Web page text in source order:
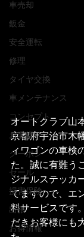
車売却
鈑金
安全運転
修理
タイヤ交換
車メンテナンス
コンセプト
お客様
クーポン
セール
損害保険
出張
お得情報
オートクラブ山
京都府宇治市木
ィワゴンの車検
た。誠に有難う
ジナルステッカ
てますので、エ
料サービスです
だきお客様にも